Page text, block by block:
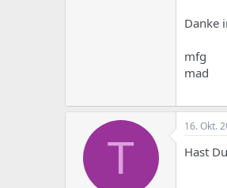
Danke
mfg
mad
T
16. Okt.
Hast